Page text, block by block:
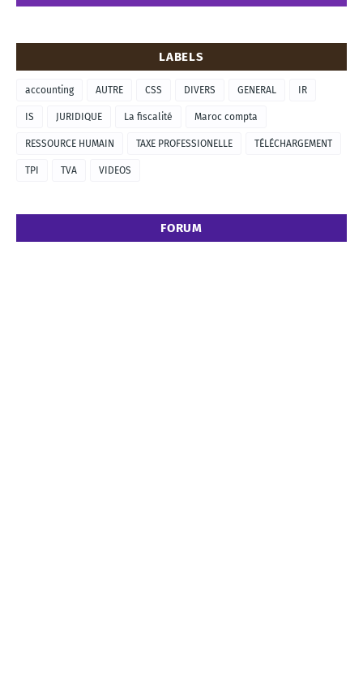
LABELS
accounting AUTRE CSS DIVERS GENERAL IR
IS JURIDIQUE La fiscalité Maroc compta
RESSOURCE HUMAIN TAXE PROFESSIONELLE TÉLÉCHARGEMENT
TPI TVA VIDEOS
FORUM